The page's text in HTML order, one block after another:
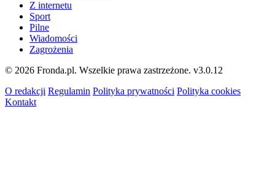
Z internetu
Sport
Pilne
Wiadomości
Zagrożenia
© 2026 Fronda.pl. Wszelkie prawa zastrzeżone. v3.0.12
O redakcji Regulamin Polityka prywatności Polityka cookies
Kontakt